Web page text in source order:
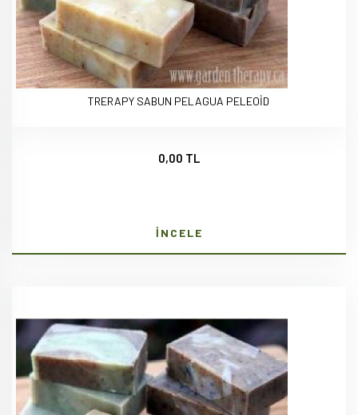
TRERAPY SABUN PELAGUA PELEOİD
0,00 TL
İNCELE